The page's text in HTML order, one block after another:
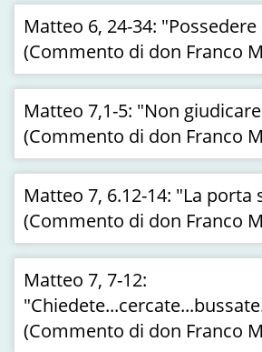
Matteo 6, 24-34:
(Commento di don Franco
Matteo 7,1-5: "Non
(Commento di don Franco
Matteo 7, 6.12-14: "La porta
(Commento di don Franco
Matteo 7, 7-12:
(Commento di don Franco